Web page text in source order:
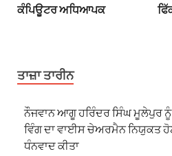
ਕੰਪਿਊਟਰ ਅਧਿਆਪਕ
ਤਾਜ਼ਾ ਤਾਰੀਨ
ਨੌਜਵਾਨ ਆਗੂ ਹਰਿੰਦਰ ਸਿੰਘ ਮੂਲੇਪੁਰ ਨੂੰ
ਵਿੰਗ ਦਾ ਵਾਈਸ ਚੇਅਰਮੈਨ ਨਿਯੁਕਤ
ਧੰਨਵਾਦ ਕੀਤਾ